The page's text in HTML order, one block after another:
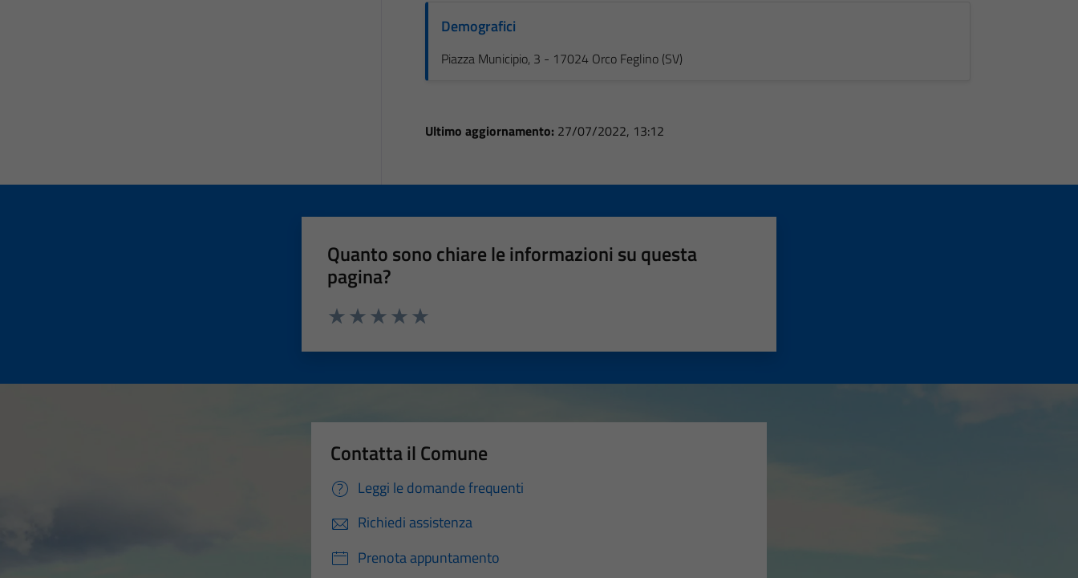
Demografici
Piazza Municipio, 3 - 17024 Orco Feglino (SV)
Ultimo aggiornamento: 27/07/2022, 13:12
Quanto sono chiare le informazioni su questa
pagina?
Contatta il Comune
Leggi le domande frequenti
Richiedi assistenza
Prenota appuntamento